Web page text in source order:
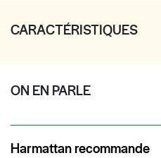
CARACTÉRISTIQUES
ON EN PARLE
Harmattan recommande